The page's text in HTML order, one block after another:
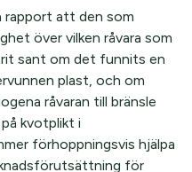
rapport att den som
över vilken råvara som
sant om det funnits en
plast, och om
råvaran till bränsle
kvotplikt i
förhoppningsvis hjälpa
för